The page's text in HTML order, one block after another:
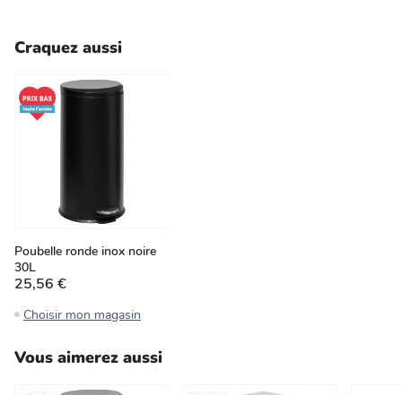
Craquez aussi
Poubelle ronde inox noire
30L
25,56 €
Choisir mon magasin
Vous aimerez aussi